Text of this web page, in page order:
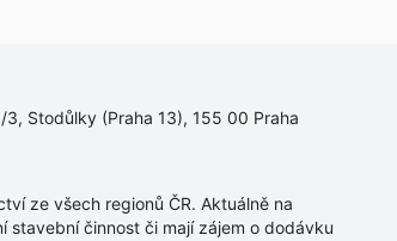
3, Stodůlky (Praha 13), 155 00 Praha
ze všech regionů ČR. Aktuálně na
stavební činnost či mají zájem o dodávku